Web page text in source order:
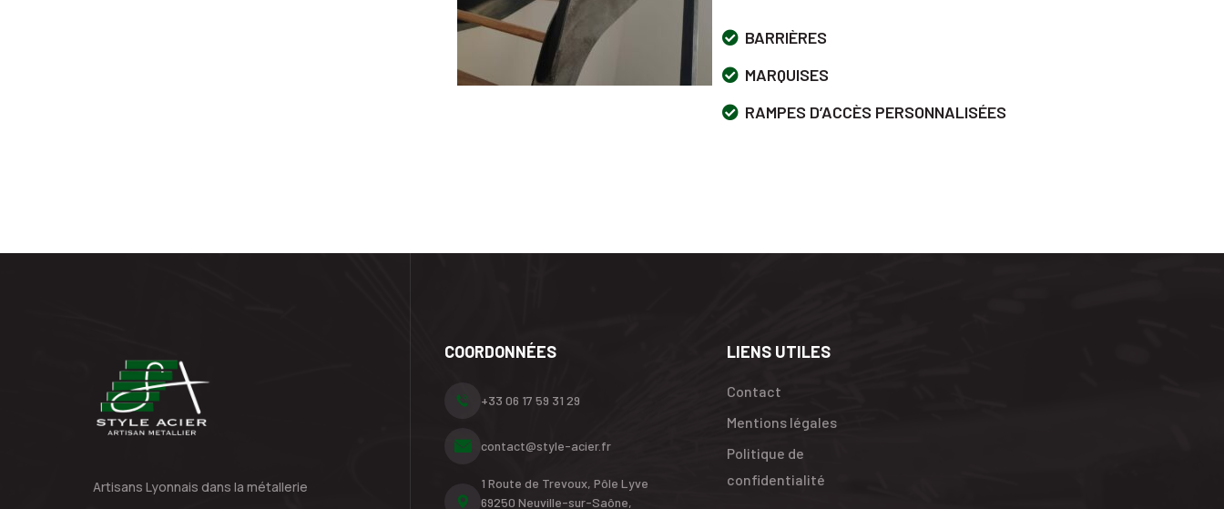
BARRIÈRES
MARQUISES
RAMPES D’ACCÈS PERSONNALISÉES
Artisans Lyonnais dans la métallerie
COORDONNÉES
+33 06 17 59 31 29
contact@style-acier.fr
1 Route de Trevoux, Pôle Lyve
69250 Neuville-sur-Saône,
LIENS UTILES
Contact
Mentions légales
Politique de
confidentialité